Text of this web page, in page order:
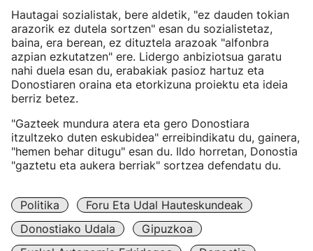
Hautagai sozialistak, bere aldetik, "ez dauden tokian
arazorik ez dutela sortzen" esan du sozialistetaz,
baina, era berean, ez dituztela arazoak "alfonbra
azpian ezkutatzen" ere. Lidergo anbiziotsua garatu
nahi duela esan du, erabakiak pasioz hartuz eta
Donostiaren oraina eta etorkizuna proiektu eta ideia
berriz betez.
"Gazteek mundura atera eta gero Donostiara
itzultzeko duten eskubidea" erreibindikatu du, gainera,
"hemen behar ditugu" esan du. Ildo horretan, Donostia
"gaztetu eta aukera berriak" sortzea defendatu du.
Politika
Foru Eta Udal Hauteskundeak
Donostiako Udala
Gipuzkoa